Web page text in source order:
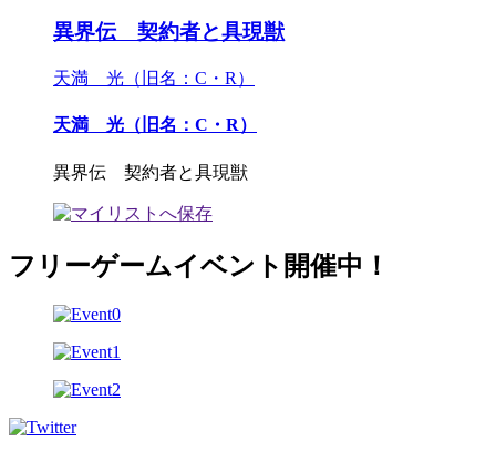
異界伝 契約者と具現獣
天満 光（旧名：C・R）
天満 光（旧名：C・R）
異界伝 契約者と具現獣
フリーゲームイベント開催中！